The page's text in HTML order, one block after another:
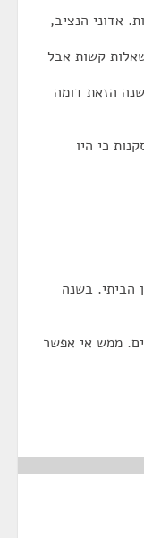
אדוני הנציב,
קשות אבל
הזאת דומה
כי היו
הביתי. בשנה
ממש אי אפשר